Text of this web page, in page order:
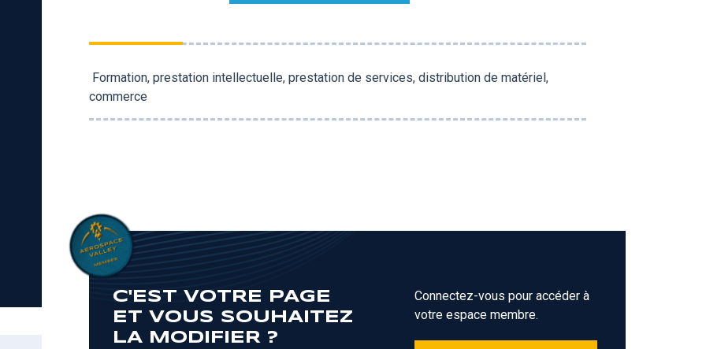
Formation, prestation intellectuelle, prestation de services, distribution de matériel,
commerce
C'EST VOTRE PAGE
ET VOUS SOUHAITEZ
LA MODIFIER ?
Connectez-vous pour accéder à
votre espace membre.